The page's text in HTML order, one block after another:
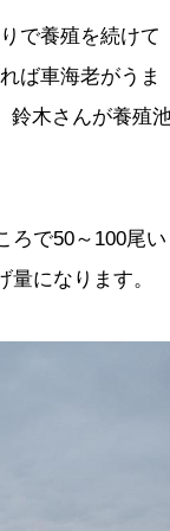
で養殖を続けて
ば車海老がうま
鈴木さんが養殖
ろで50～ 100尾い
量になります。